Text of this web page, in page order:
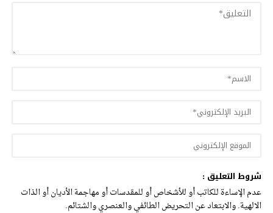
شروط التعليق :
عدم الإساءة للكاتب أو للأشخاص أو للمقدسات أو مهاجمة الأديان أو الذات
الالهية. والابتعاد عن التحريض الطائفي والعنصري والشتائم.